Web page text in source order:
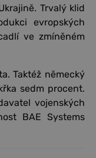
Trvalý klid
evropských
ve zmíněném
Taktéž německý
sedm procent.
vojenských
BAE Systems